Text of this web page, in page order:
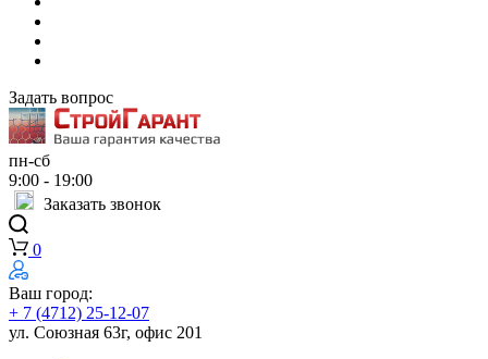
Задать вопрос
пн-сб
9:00 - 19:00
Заказать звонок
0
Ваш город:
+ 7 (4712) 25-12-07
ул. Союзная 63г, офис 201